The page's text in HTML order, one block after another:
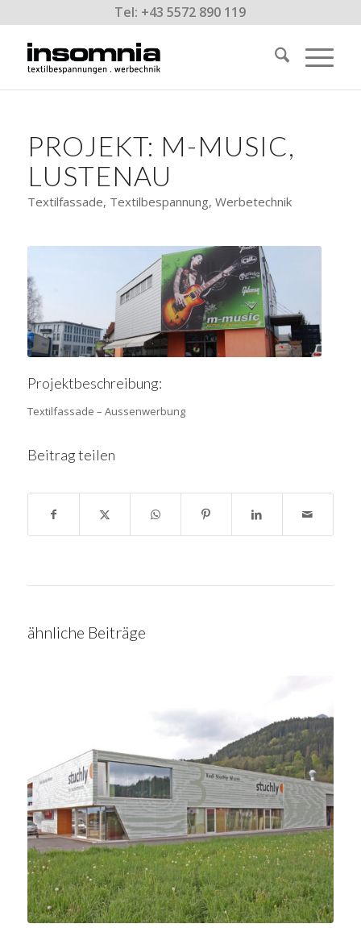
Tel: +43 5572 890 119
PROJEKT: M-MUSIC,
LUSTENAU
Textilfassade, Textilbespannung, Werbetechnik
Projektbeschreibung:
Textilfassade – Aussenwerbung
Beitrag teilen
ähnliche Beiträge